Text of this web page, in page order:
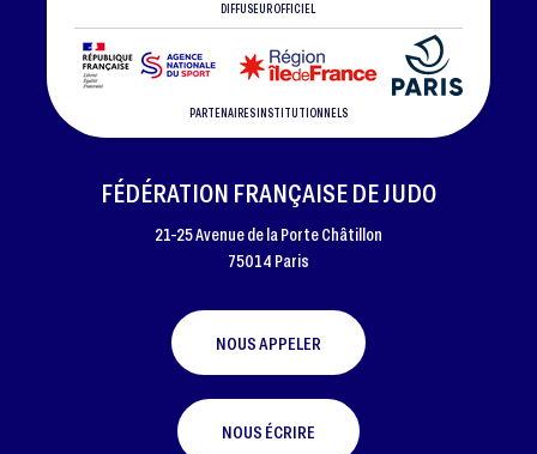
DIFFUSEUR OFFICIEL
PARTENAIRES INSTITUTIONNELS
FÉDÉRATION FRANÇAISE DE JUDO
21-25 Avenue de la Porte Châtillon
75014 Paris
NOUS APPELER
NOUS ÉCRIRE